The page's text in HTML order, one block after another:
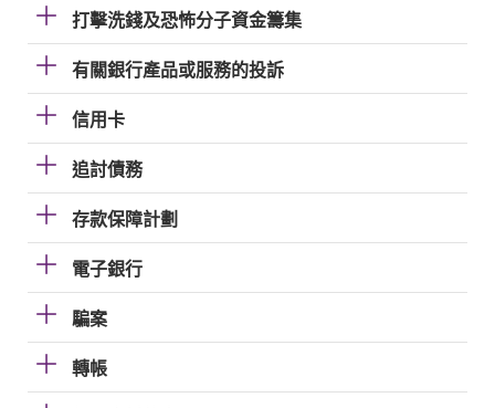
打擊洗錢及恐怖分子資金籌集
有關銀行產品或服務的投訴
信用卡
追討債務
存款保障計劃
電子銀行
騙案
轉帳